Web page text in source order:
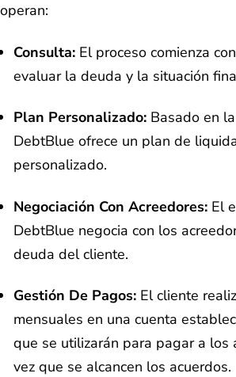
operan:
Consulta: El proceso comienza
evaluar la deuda y la situación
Plan Personalizado: Basado en
DebtBlue ofrece un plan de
personalizado.
Negociación Con Acreedores: El
DebtBlue negocia con los
deuda del cliente.
Gestión De Pagos: El cliente
mensuales en una cuenta
que se utilizarán para pagar a los
vez que se alcancen los acuerdos.